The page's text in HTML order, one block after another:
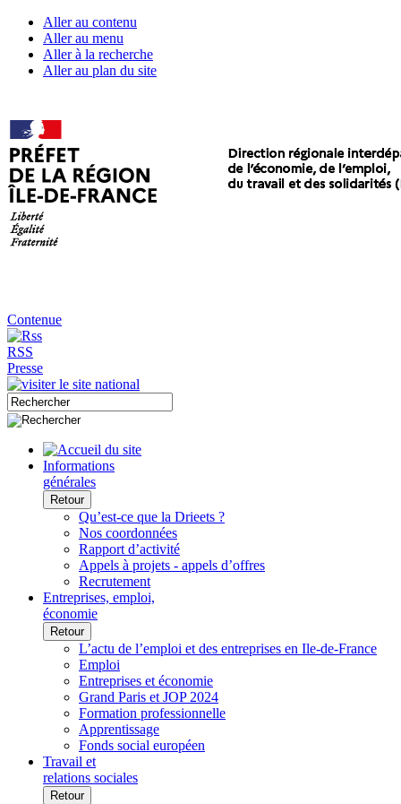
Aller au contenu
Aller au menu
Aller à la recherche
Aller au plan du site
Contenue
RSS
Presse
Informations
générales
Retour
Qu’est-ce que la Drieets ?
Nos coordonnées
Rapport d’activité
Appels à projets - appels d’offres
Recrutement
Entreprises, emploi,
économie
Retour
L’actu de l’emploi et des entreprises en Ile-de-France
Emploi
Entreprises et économie
Grand Paris et JOP 2024
Formation professionnelle
Apprentissage
Fonds social européen
Travail et
relations sociales
Retour